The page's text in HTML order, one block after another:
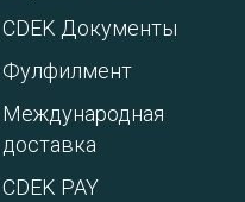
CDEK Документы
Фулфилмент
Международная
доставка
CDEK PAY